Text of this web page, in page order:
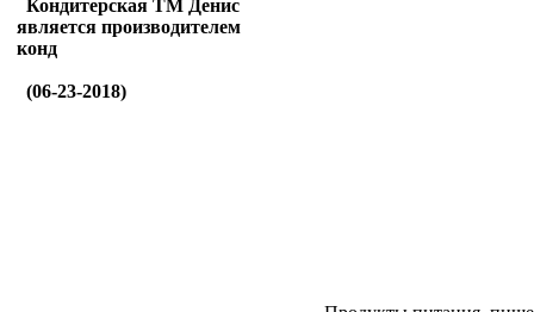
Кондитерская ТМ Денис
является производителем
конд
(06-23-2018)